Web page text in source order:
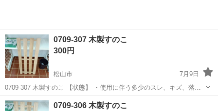
0709-307 木製すのこ
300円
松山市
7月9日
0709-307 木製すのこ 【状態】 ・使用に伴う多少のスレ、キズ、落と
しきれない汚れなどございます ・詳細は現地でご確認ください ・お値
引きは出来かねますのでご了承願います ※中古品のため、状態につい
愛媛 松山市 現地
0709-306 木製すのこ